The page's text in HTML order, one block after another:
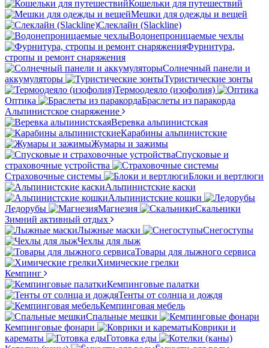
Кошельки для путешествий
Мешки для одежды и вещей
Слеклайн (Slackline)
Водонепроницаемые чехлы
Фурнитура,
стропы и ремонт снаряжения
Солнечный панели и
аккумуляторы
Туристические зонты
Термоодеяло (изофолия)
Оптика
Браслеты из паракорда
Альпинистское снаряжение
Веревка альпинистская
Карабины альпинистские
Жумары и зажимы
Спусковые и
страховочные устройства
Страховочные системы
Блоки и вертлюги
Альпинистские каски
Альпинистские кошки
Ледорубы
Магнезия
Скальники
Зимний активный отдых
Лыжные маски
Снегоступы
Чехлы для лыж
Товары для лыжного сервиса
Химические грелки
Кемпинг
Кемпинговые палатки
Тенты от солнца и дождя
Кемпинговая мебель
Спальные мешки
Кемпинговые фонари
Коврики и
карематы
Готовка еды